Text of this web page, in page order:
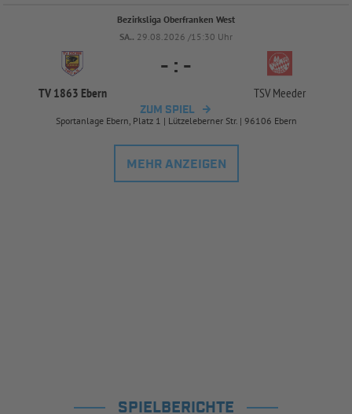
Bezirksliga Oberfranken West
SA.. 29.08.2026 /15:30 Uhr
TV 1863 Ebern
- : -
TSV Meeder
ZUM SPIEL
Sportanlage Ebern, Platz 1 | Lützeleberner Str. | 96106 Ebern
MEHR ANZEIGEN
SPIELBERICHTE